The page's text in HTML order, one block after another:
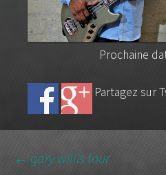
Prochaine
Partagez sur
← gary willis tour